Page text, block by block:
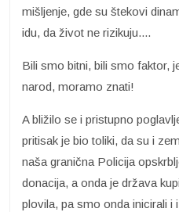
mišljenje, gde su štekovi
idu, da život ne rizikuju....
Bili smo bitni, bili smo faktor,
narod, moramo znati!
A bližilo se i pristupno
pritisak je bio toliki, da su i
naša granična Policija
donacija, a onda je država
plovila, pa smo onda inicirali i